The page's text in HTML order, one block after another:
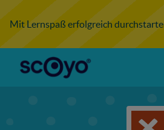
Mit Lernspaß erfolgreich